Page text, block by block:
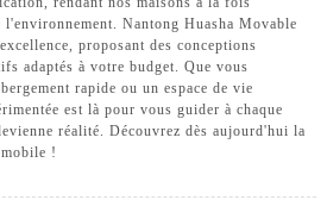
l'environnement. Nantong Huasha Movable
proposant des conceptions
adaptés à votre budget. Que vous
rapide ou un espace de vie
est là pour vous guider à chaque
réalité. Découvrez dès aujourd'hui la
!